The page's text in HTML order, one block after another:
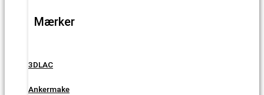
Mærker
3DLAC
Ankermake